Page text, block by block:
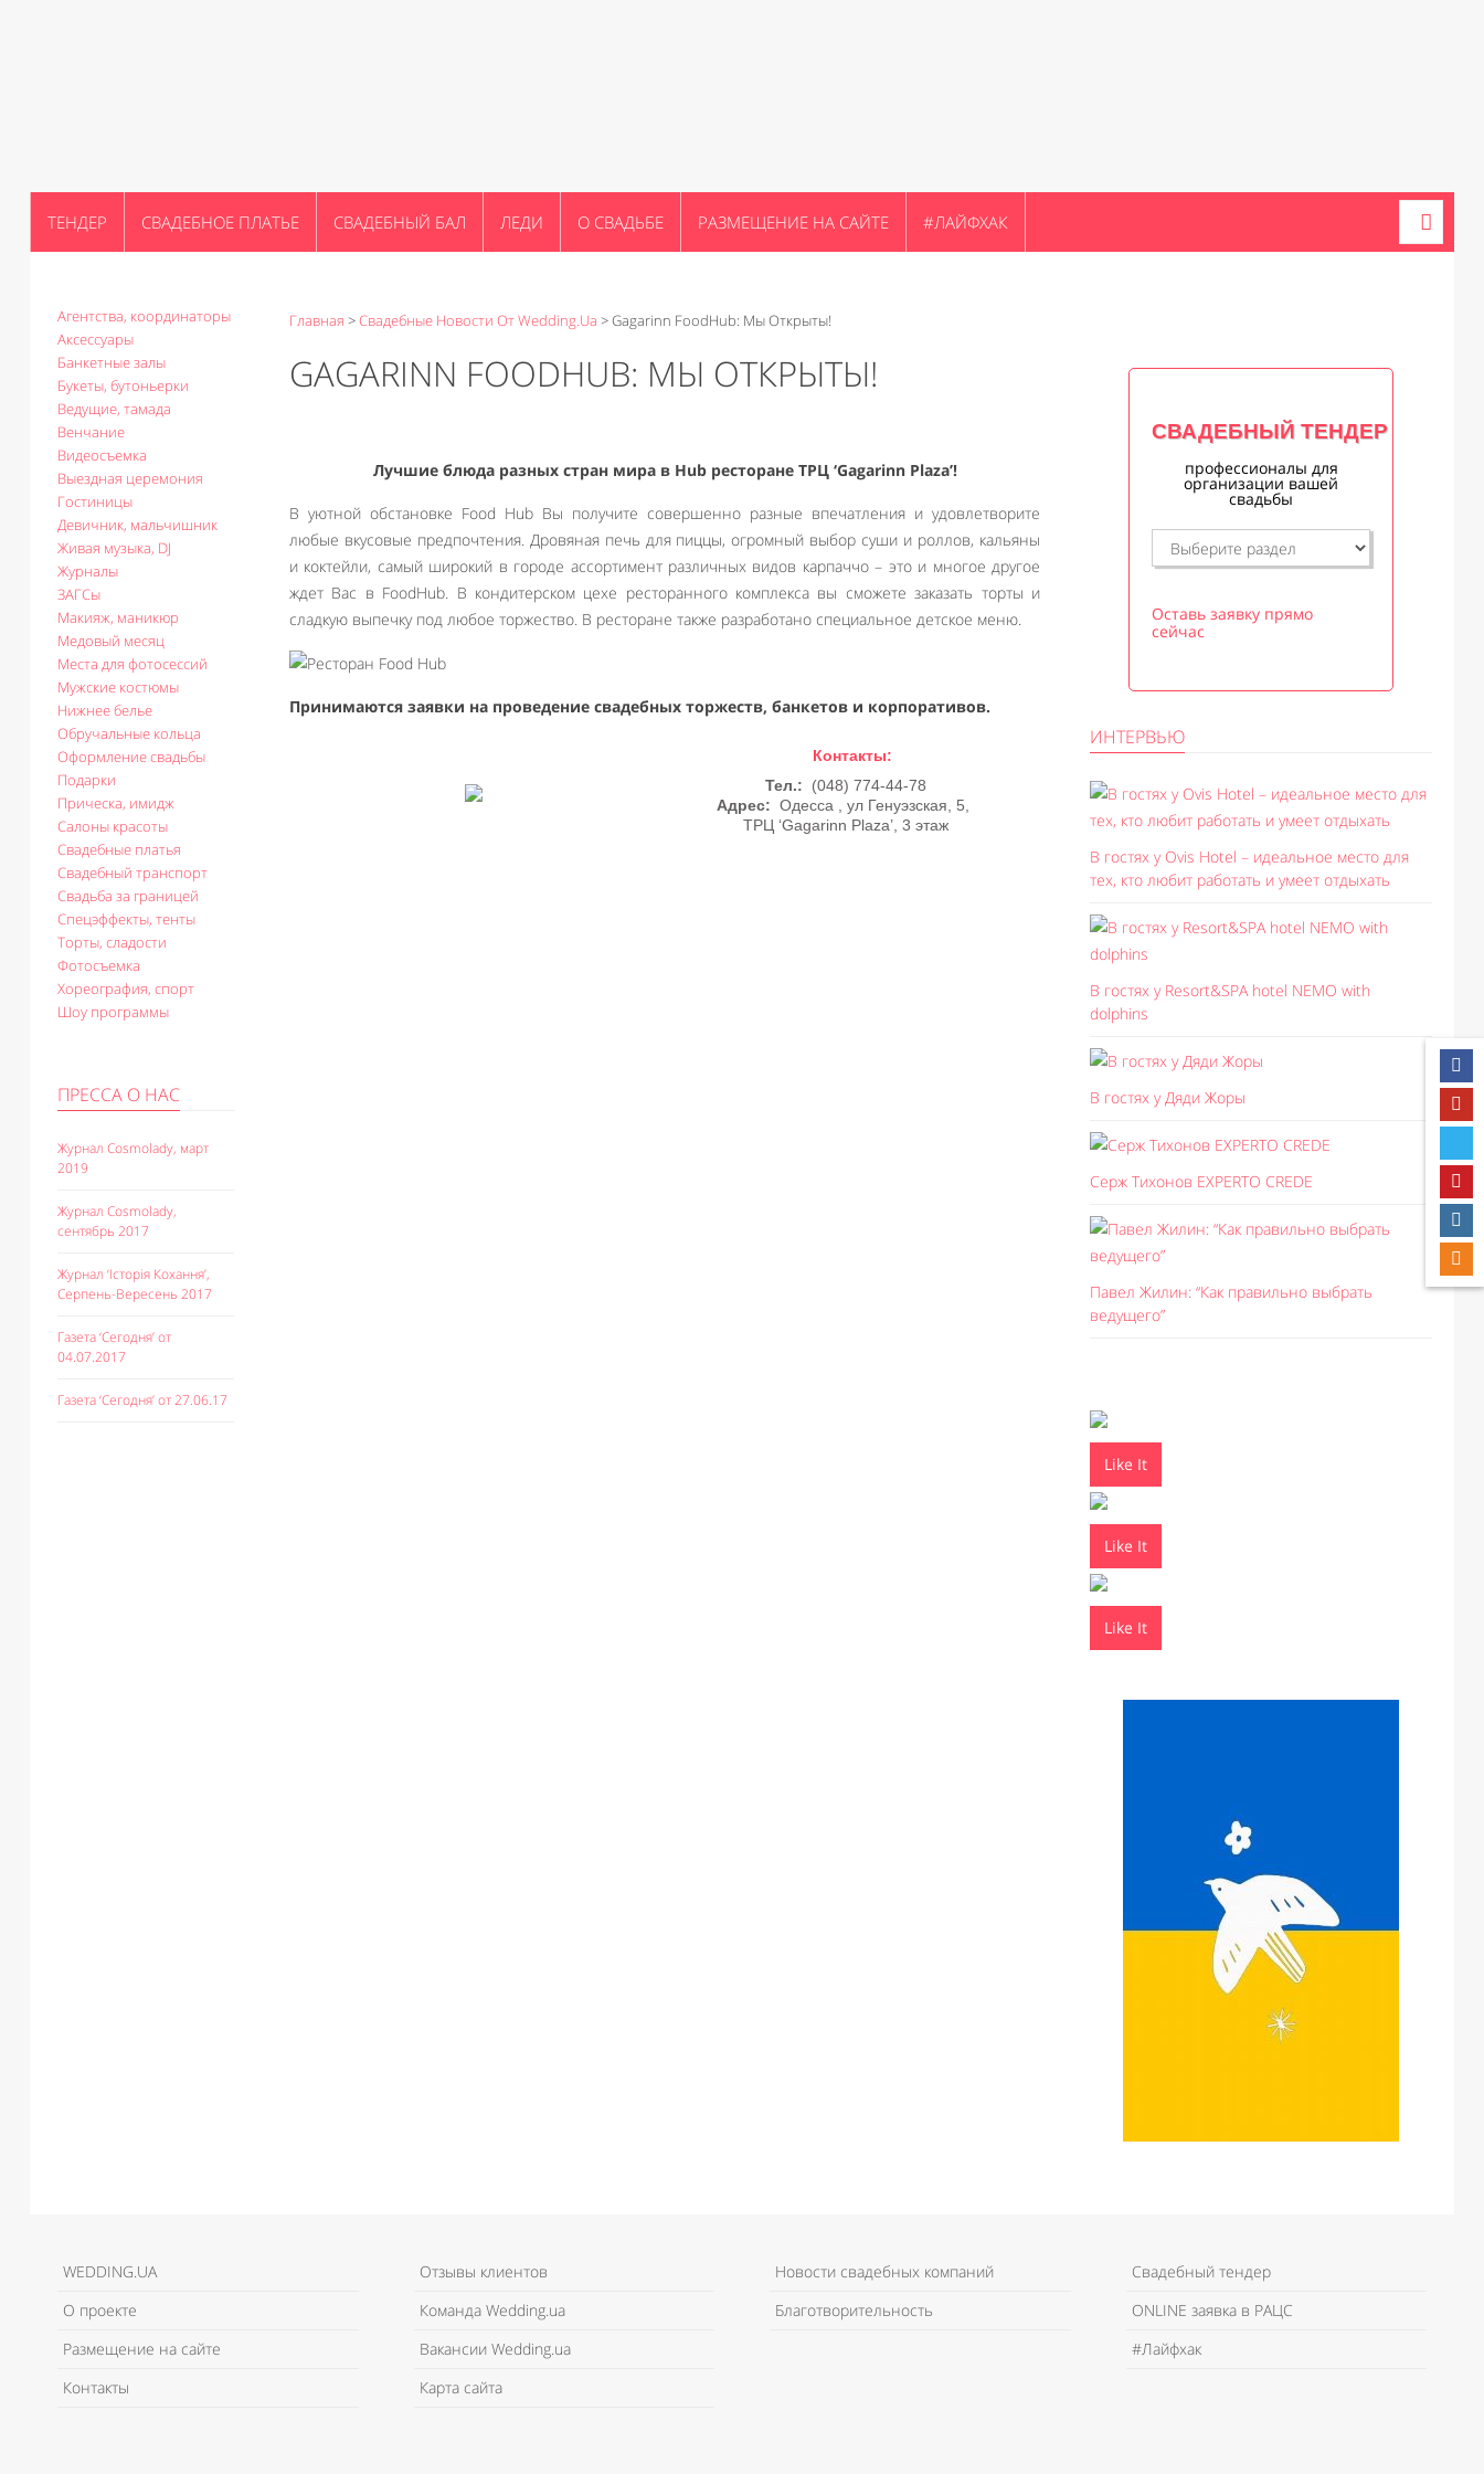
ТЕНДЕР СВАДЕБНОЕ ПЛАТЬЕ СВАДЕБНЫЙ БАЛ ЛЕДИ О СВАДЬБЕ РАЗМЕЩЕНИЕ НА САЙТЕ #ЛАЙФХАК
Агентства, координаторы
Аксессуары
Банкетные залы
Букеты, бутоньерки
Ведущие, тамада
Венчание
Видеосъемка
Выездная церемония
Гостиницы
Девичник, мальчишник
Живая музыка, DJ
Журналы
ЗАГСы
Макияж, маникюр
Медовый месяц
Места для фотосессий
Мужские костюмы
Нижнее белье
Обручальные кольца
Оформление свадьбы
Подарки
Прическа, имидж
Салоны красоты
Свадебные платья
Свадебный транспорт
Свадьба за границей
Спецэффекты, тенты
Торты, сладости
Фотосъемка
Хореография, спорт
Шоу программы
ПРЕССА О НАС
Журнал Cosmolady, март
2019
Журнал Cosmolady,
сентябрь 2017
Журнал ‘Історія Кохання’,
Серпень-Вересень 2017
Газета ‘Сегодня’ от
04.07.2017
Газета ‘Сегодня’ от 27.06.17
Главная >Свадебные Новости От Wedding.ua >Gagarinn FoodHub: Мы Открыты!
GAGARINN FOODHUB: МЫ ОТКРЫТЫ!
Лучшие блюда разных стран мира в Hub ресторане ТРЦ ‘Gagarinn Plaza’!
В уютной обстановке Food Hub Вы получите совершенно разные впечатления и удовлетворите
любые вкусовые предпочтения. Дровяная печь для пиццы, огромный выбор суши и роллов, кальяны
и коктейли, самый широкий в городе ассортимент различных видов карпаччо – это и многое другое
ждет Вас в FoodHub. В кондитерском цехе ресторанного комплекса вы сможете заказать торты и
сладкую выпечку под любое торжество. В ресторане также разработано специальное детское меню.
Принимаются заявки на проведение свадебных торжеств, банкетов и корпоративов.
Контакты:
Тел.: (048) 774-44-78
Адрес: Одесса , ул Генуэзская, 5,
ТРЦ ‘Gagarinn Plaza’, 3 этаж
СВАДЕБНЫЙ ТЕНДЕР
профессионалы для
организации вашей
свадьбы
Оставь заявку прямо
сейчас
ИНТЕРВЬЮ
В гостях у Ovis Hotel – идеальное место для
тех, кто любит работать и умеет отдыхать
В гостях у Resort&SPA hotel NEMO with
dolphins
В гостях у Дяди Жоры
Серж Тихонов EXPERTO CREDE
Павел Жилин: “Как правильно выбрать
ведущего”
Like It
Like It
Like It
WEDDING.UA
О проекте
Размещение на сайте
Контакты
Отзывы клиентов
Команда Wedding.ua
Вакансии Wedding.ua
Карта сайта
Новости свадебных компаний
Благотворительность
Свадебный тендер
ONLINE заявка в РАЦС
#Лайфхак